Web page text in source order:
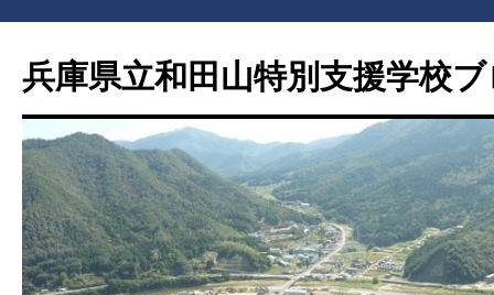
兵庫県立和田山特別支援学校